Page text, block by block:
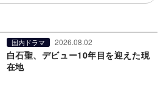
国内ドラマ 2026.08.02
白石聖、デビュー10年目を迎えた現
在地